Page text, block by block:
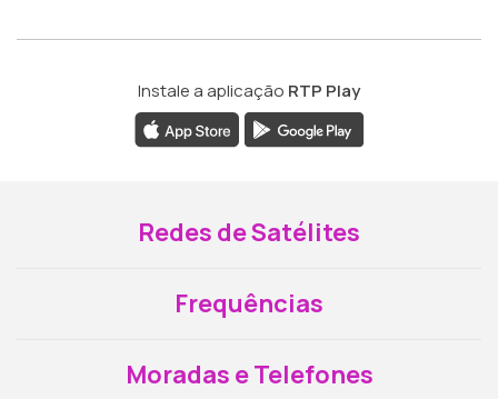
Instale a aplicação RTP Play
Redes de Satélites
Frequências
Moradas e Telefones